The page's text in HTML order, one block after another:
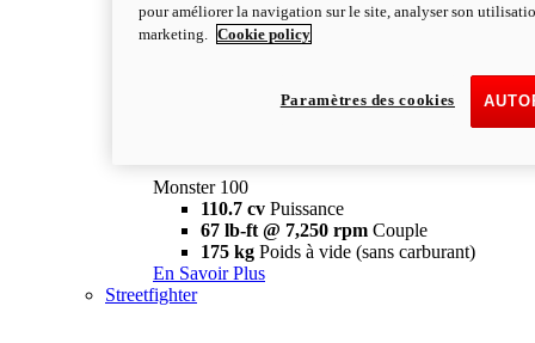
Monster SP
111 cvPuissance
POIDS SANS CARBURANT
Monster 100
110.7 cv Puissance
67 lb-ft @ 7,250 rpm Couple
175 kg Poids à vide (sans carburant)
En Savoir Plus
Streetfighter
pour améliorer la navigation sur le site, analyser son
marketing.
Cookie policy
Paramètres des cookies